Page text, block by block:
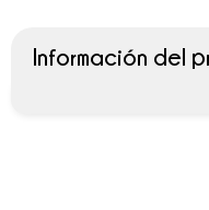
Información del